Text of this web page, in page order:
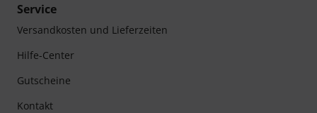
Service
Versandkosten und Lieferzeiten
Hilfe-Center
Gutscheine
Kontakt